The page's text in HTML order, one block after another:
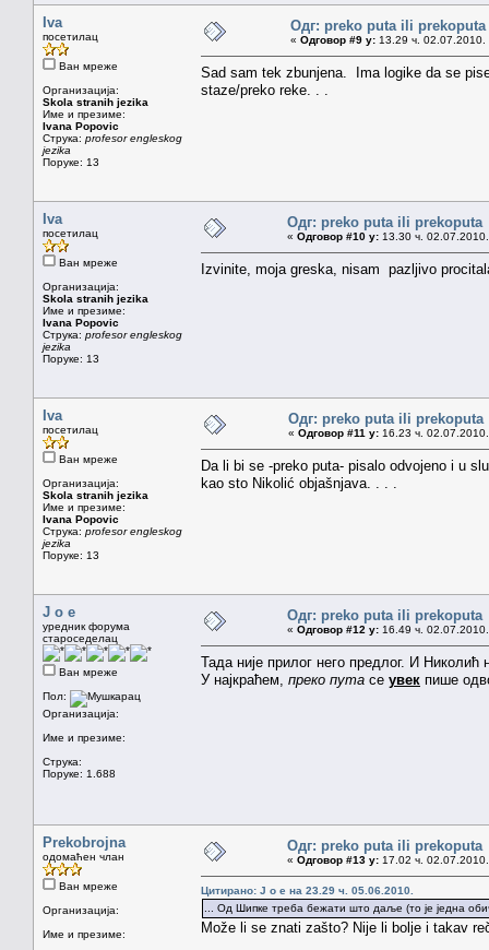
Iva
посетилац
Ван мреже
Организација:
Skola stranih jezika
Име и презиме:
Ivana Popovic
Струка: profesor engleskog
jezika
Поруке: 13
Одг: preko puta ili prekoputa
« Одговор #9 у: 13.29 ч. 02.07.2010.
Sad sam tek zbunjena. Ima logike da se
staze/preko reke. . .
Iva
посетилац
Ван мреже
Организација:
Skola stranih jezika
Име и презиме:
Ivana Popovic
Струка: profesor engleskog
jezika
Поруке: 13
Одг: preko puta ili prekoputa
« Одговор #10 у: 13.30 ч.
Izvinite, moja greska, nisam pazljivo
Iva
посетилац
Ван мреже
Организација:
Skola stranih jezika
Име и презиме:
Ivana Popovic
Струка: profesor engleskog
jezika
Поруке: 13
Одг: preko puta ili prekoputa
« Одговор #11 у: 16.23 ч.
Da li bi se -preko puta- pisalo odvojeno i u
kao sto Nikolić objašnjava. . . .
J o e
уредник форума
староседелац
Ван мреже
Пол:
Организација:
Име и презиме:
Струка:
Поруке: 1.688
Одг: preko puta ili prekoputa
« Одговор #12 у: 16.49 ч.
Тада није прилог него предлог. И
У најкраћем, преко пута се увек пише
Prekobrojna
одомаћен члан
Ван мреже
Организација:
Име и презиме:
Одг: preko puta ili prekoputa
« Одговор #13 у: 17.02 ч.
Цитирано: J o e на 23.29 ч. 05.06.2010.
... Од Шипке треба бежати што даље (то је једна
Može li se znati zašto? Nije li bolje i takav